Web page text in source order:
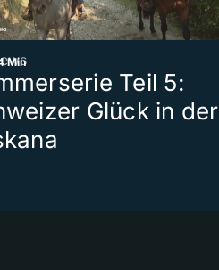
Min
Teil 5:
Glück in der